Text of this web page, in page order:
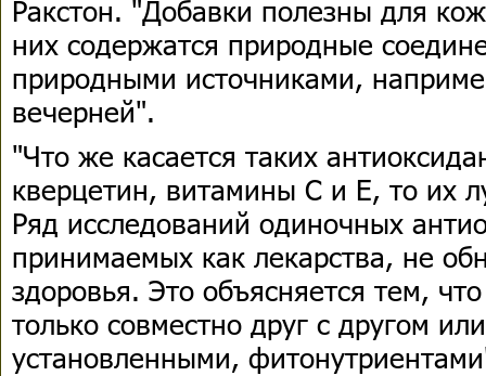
Ракстон. "Добавки полезны для
них содержатся природные
природными источниками,
вечерней".
"Что же касается таких
кверцетин, витамины С и Е, то их
Ряд исследований одиночных
принимаемых как лекарства, не
здоровья. Это объясняется тем,
только совместно друг с другом
установленными,